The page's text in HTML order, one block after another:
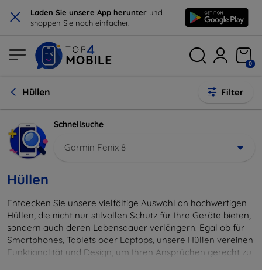
× Laden Sie unsere App herunter und
shoppen Sie noch einfacher.
0
Hüllen Filter
Schnellsuche
Garmin Fenix 8
Hüllen
Entdecken Sie unsere vielfältige Auswahl an hochwertigen
Hüllen, die nicht nur stilvollen Schutz für Ihre Geräte bieten,
sondern auch deren Lebensdauer verlängern. Egal ob für
Smartphones, Tablets oder Laptops, unsere Hüllen vereinen
Funktionalität und Design, um Ihren Ansprüchen gerecht zu